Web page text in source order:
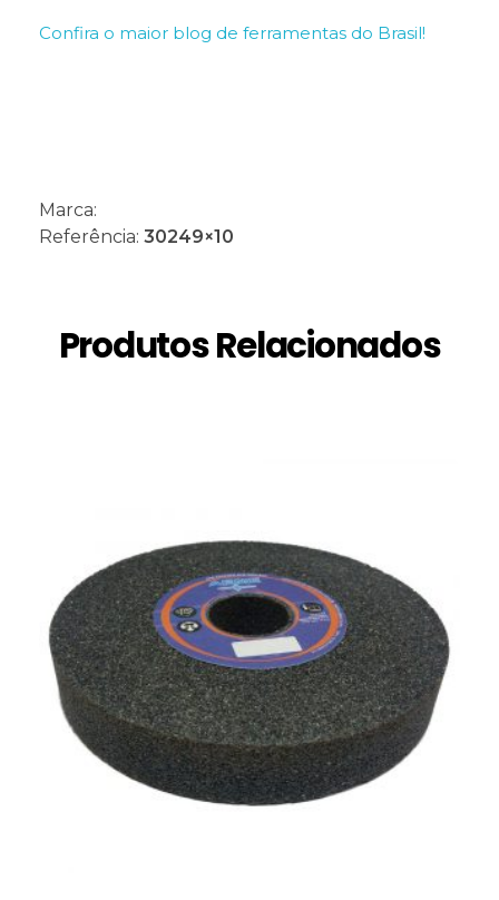
Confira o maior blog de ferramentas do Brasil!
Marca:
Referência: 30249×10
Produtos Relacionados